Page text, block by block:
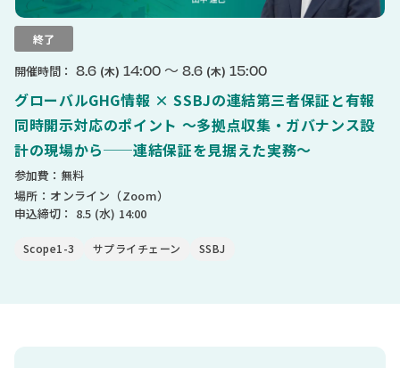
終了
開催時間： 8.6 (木) 14:00 〜 8.6 (木) 15:00
グローバルGHG情報 × SSBJの連結第三者保証と有報
同時開示対応のポイント 〜多拠点収集・ガバナンス設
計の現場から──連結保証を見据えた実務〜
参加費：無料
場所：オンライン（Zoom）
申込締切： 8.5 (水) 14:00
Scope1-3 サプライチェーン SSBJ